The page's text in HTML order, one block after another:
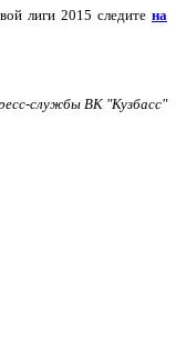
лиги 2015 следите на
службы ВК "Кузбасс"